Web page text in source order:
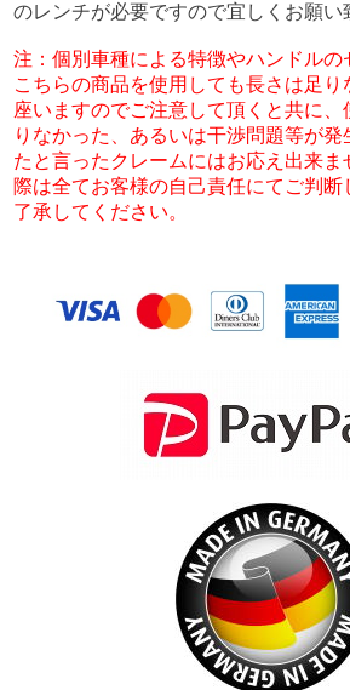
のレンチが必要ですので宜しくお願い
注：個別車種による特徴やハンドルの
こちらの商品を使用しても長さは足
座いますのでご注意して頂くと共に、
りなかった、あるいは干渉問題等が発
たと言ったクレームにはお応え出来
際は全てお客様の自己責任にてご判断
了承してください。